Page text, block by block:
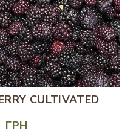
CULTIVATED
ГРН